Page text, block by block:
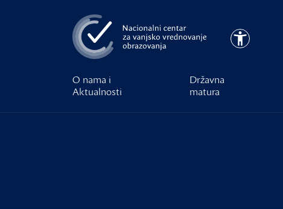
Pristupačnost
O nama i
Aktualnosti
Državna
matura